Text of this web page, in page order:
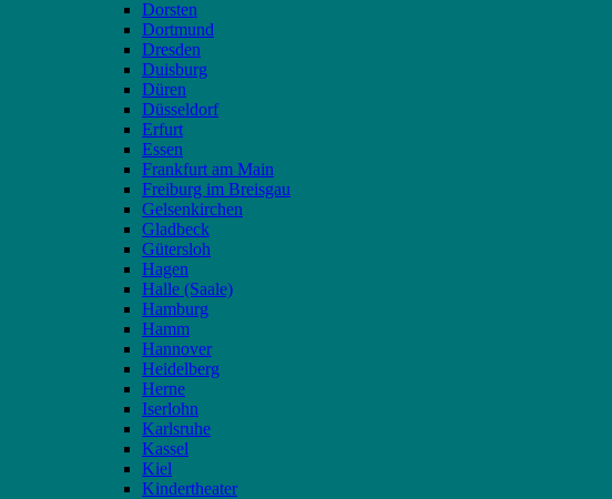
Dorsten
Dortmund
Dresden
Duisburg
Düren
Düsseldorf
Erfurt
Essen
Frankfurt am Main
Freiburg im Breisgau
Gelsenkirchen
Gladbeck
Gütersloh
Hagen
Halle (Saale)
Hamburg
Hamm
Hannover
Heidelberg
Herne
Iserlohn
Karlsruhe
Kassel
Kiel
Kindertheater